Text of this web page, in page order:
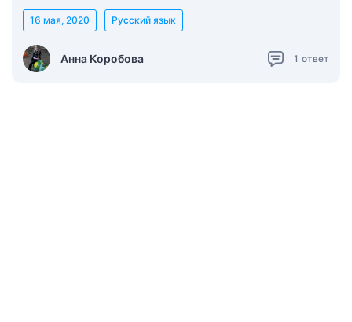
Анна Коробова
16 мая, 2020 Русский язык
1 ответ